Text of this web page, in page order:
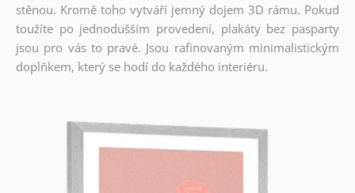
stěnou. Kromě toho vytváří jemný dojem 3D rámu. Pokud
toužíte po jednodušším provedení, plakáty bez pasparty
jsou pro vás to pravé. Jsou rafinovaným minimalistickým
doplňkem, který se hodí do každého interiéru.